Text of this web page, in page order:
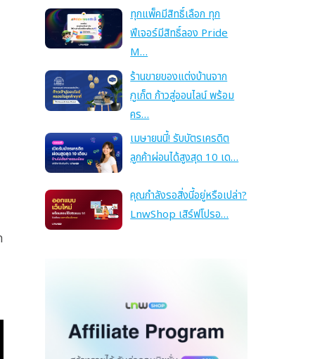
ทุกแพ็คมีสิทธิ์เลือก ทุก
ฟีเจอร์มีสิทธิ์ลอง Pride
M…
ร้านขายของแต่งบ้านจาก
ภูเก็ต ก้าวสู่ออนไลน์ พร้อม
คร…
เมษายนนี้! รับบัตรเครดิต
ลูกค้าผ่อนได้สูงสุด 10 เด…
คุณกำลังรอสิ่งนี้อยู่หรือเปล่า?
LnwShop เสิร์ฟโปรอ…